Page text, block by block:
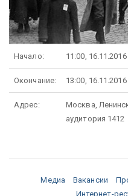
Начало: 11:00, 16.11.2016
Окончание: 13:00, 16.11.2016
Адрес:
Москва,
аудитория 1412
Медиа Вакансии
Интернет-